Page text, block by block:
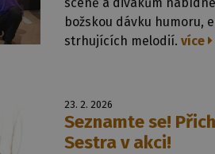
božskou dávku humoru,
strhujících melodií. více
23. 2. 2026
Seznamte se!
Sestra v akci!